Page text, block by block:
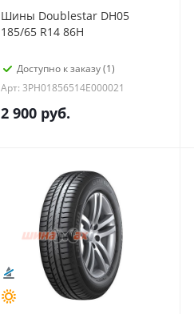
Шины Doublestar DH05
185/65 R14 86H
Доступно к заказу (1)
Арт: 3PH01856514E000021
2 900 руб.